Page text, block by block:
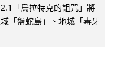
「烏拉特克的詛咒」將
「盤蛇島」、地城「毒牙